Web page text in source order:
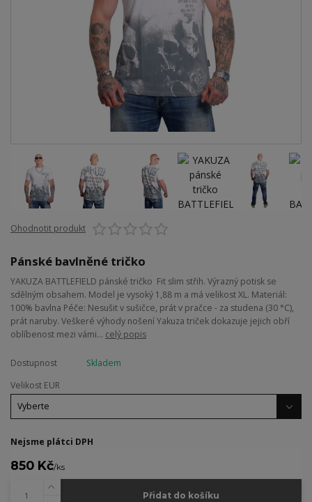
Ohodnotit produkt
Pánské bavlněné tričko
YAKUZA BATTLEFIELD pánské tričko Fit slim střih. Výrazný potisk se
sdělným obsahem. Model je vysoký 1,88 m a má velikost XL. Materiál:
100% bavlna Péče: Nesušit v sušičce, prát v pračce - za studena (30 °C),
prát naruby. Veškeré výhody nošení Yakuza triček dokazuje jejich obří
oblíbenost mezi vámi... celý popis
Dostupnost
Skladem
Velikost EUR
Nejsme plátci DPH
850 Kč/ks
Přidat do košíku